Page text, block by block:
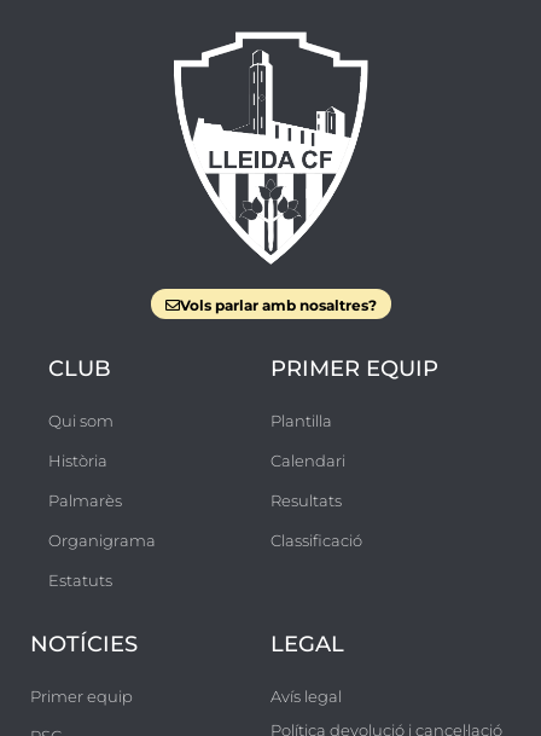
Vols parlar amb nosaltres?
CLUB
Qui som
Història
Palmarès
Organigrama
Estatuts
PRIMER EQUIP
Plantilla
Calendari
Resultats
Classificació
NOTÍCIES
Primer equip
LEGAL
Avís legal
Política devolució i cancel·lació